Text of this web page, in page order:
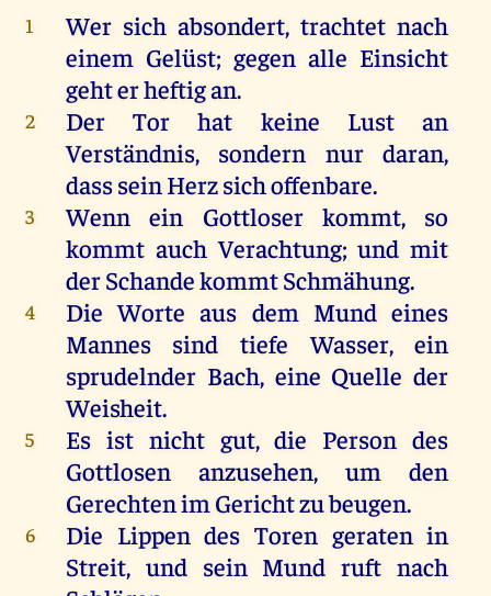
1 Wer sich absondert,trachtet nach
einem Gelüst; gegen alle Einsicht
gehterheftigan.
2 Der Tor hat keine Lust
an
Verständnis, sondern nur daran,
dassseinHerzsichoffenbare.
3 Wenn ein Gottloser kommt, so
kommt auch Verachtung;und mit
derSchandekommtSchmähung.
4 Die Worte aus dem Mund eines
Mannes
sind tiefe Wasser,ein
sprudelnder Bach, eine Quelle der
Weisheit.
5 Es ist nicht gut,die Person des
Gottlosen
anzusehen,um
den
Gerechtenim Gerichtzubeugen.
6 Die Lippen des Toren geraten in
Streit, und sein Mund ruft nach